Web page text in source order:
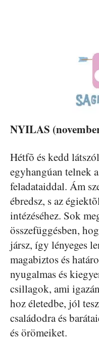
NYILAS
Hétfõ és kedd
egyhangúan telnek
feladataiddal. Ám
ébredsz, s az
intézéséhez. Sok
összefüggésben,
jársz, így lényeges
magabiztos és
nyugalmas és
csillagok, ami
hoz életedbe, jól
családodra és
és örömeiket.